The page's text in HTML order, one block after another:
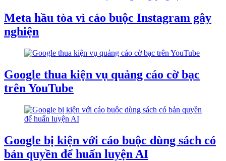
Meta hầu tòa vì cáo buộc Instagram gây
nghiện
Google thua kiện vụ quảng cáo cờ bạc
trên YouTube
Google bị kiện với cáo buộc dùng sách có
bản quyền để huấn luyện AI